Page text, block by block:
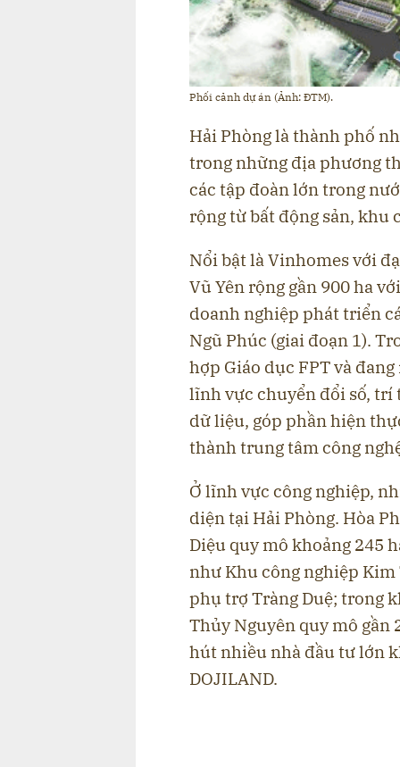
Phối cảnh dự án (Ảnh: ĐTM).
Hải Phòng là thành phố
trong những địa phương
các tập đoàn lớn trong
rộng từ bất động sản, khu
Nổi bật là Vinhomes với
Vũ Yên rộng gần 900 ha
doanh nghiệp phát triển
Ngũ Phúc (giai đoạn 1).
hợp Giáo dục FPT và
lĩnh vực chuyển đổi số, trí
dữ liệu, góp phần hiện
thành trung tâm công
Ở lĩnh vực công nghiệp,
diện tại Hải Phòng. Hòa
Diệu quy mô khoảng 245
như Khu công nghiệp
phụ trợ Tràng Duệ; trong
Thủy Nguyên quy mô gần
hút nhiều nhà đầu tư lớn
DOJILAND.